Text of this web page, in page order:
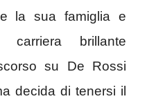
la sua famiglia e
carriera brillante
su De Rossi
decida di tenersi il